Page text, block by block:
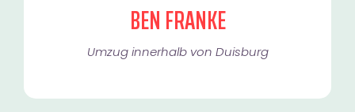
BEN FRANKE
Umzug innerhalb von Duisburg​